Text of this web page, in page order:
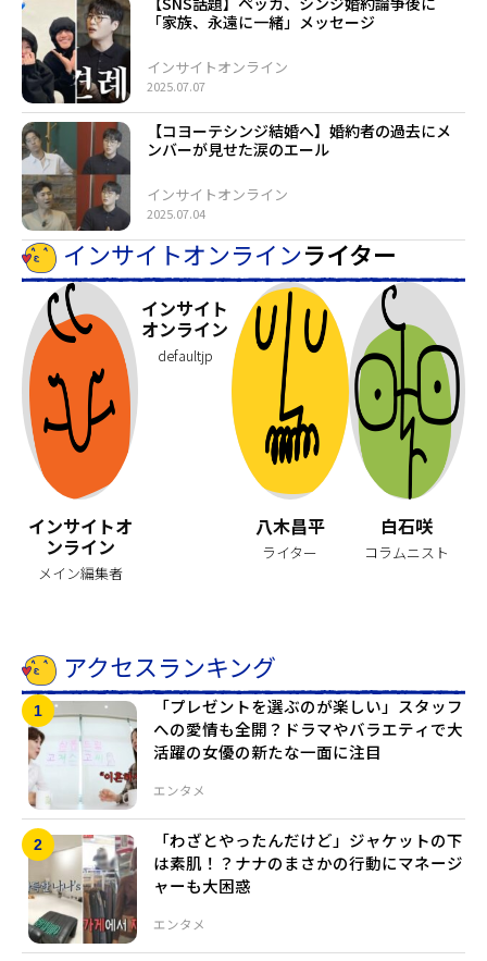
「家族、永遠に一緒」メッセージ
2025.07.07
インサイトオンライン
【コヨーテシンジ結婚へ】婚約者の過去にメ
ンバーが見せた涙のエール
2025.07.04
インサイトオンライン
インサイトオンラインライター
インサイトオ
ンライン
メイン編集者
インサイト
オンライン
defaultjp
八木昌平
ライター
白石咲
コラムニスト
アクセスランキング
エンタメ
「プレゼントを選ぶのが楽しい」スタッフ
への愛情も全開？ドラマやバラエティで大
活躍の女優の新たな一面に注目
エンタメ
「わざとやったんだけど」ジャケットの下
は素肌！？ナナのまさかの行動にマネージ
ャーも大困惑